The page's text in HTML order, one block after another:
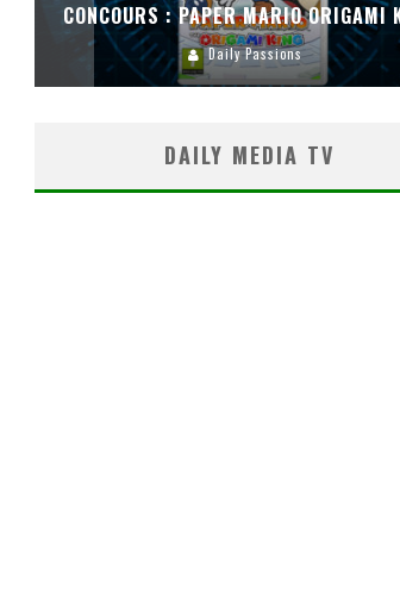
CONCOURS : PAPER MARIO ORIGAMI
Daily Passions
DAILY MEDIA TV